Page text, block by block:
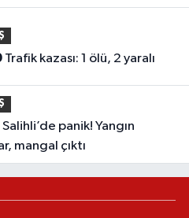
Trafik kazası: 1 ölü, 2 yaralı
mangal çıktı